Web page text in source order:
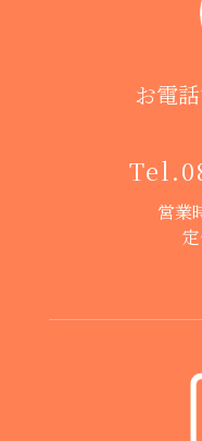
お電
Tel.
営業